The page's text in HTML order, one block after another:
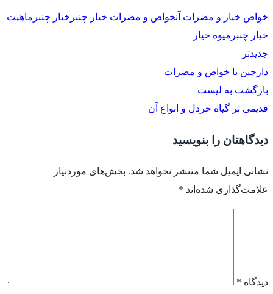
خواص خیار و مضرات آنخواص و مضرات خیار چنبر خیار چنبر ماهیت
خیار چنبر میوه خیار
جدیدتر
دارچین با خواص و مضرات
بازگشت به لیست
قدیمی تر گیاه خردل و انواع آن
دیدگاهتان را بنویسید
نشانی ایمیل شما منتشر نخواهد شد. بخش‌های موردنیاز
علامت‌گذاری شده‌اند *
دیدگاه *